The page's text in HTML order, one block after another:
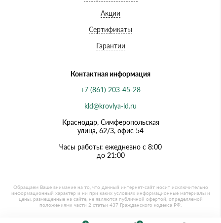
Акции
Сертификаты
Гарантии
Контактная информация
+7 (861) 203-45-28
kld@krovlya-ld.ru
Краснодар, Симферопольская
улица, 62/3, офис 54
Часы работы: ежедневно с 8:00
до 21:00